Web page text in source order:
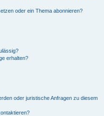
oder ein Thema abonnieren?
erhalten?
oder juristische Anfragen zu diesem